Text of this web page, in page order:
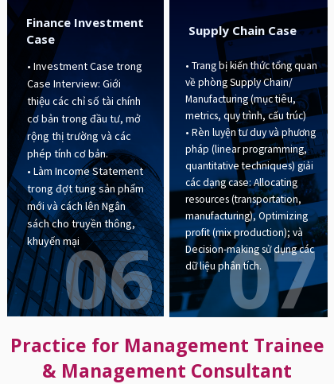
Practice for Management Trainee
& Management Consultant
• Investment Case trong
Case Interview: Giới
thiệu các chỉ số tài chính
cơ bản trong đầu tư, mở
rộng thị trường và các
phép tính cơ bản.
• Làm Income Statement
trong đợt tung sản phẩm
mới và cách lên Ngân
sách cho truyền thông,
khuyến mại
Finance Investment
Case
06
• Trang bị kiến thức tổng quan
về phòng Supply Chain/
Manufacturing (mục tiêu,
metrics, quy trình, cấu trúc)
• Rèn luyện tư duy và phương
pháp (linear programming,
quantitative techniques) giải
các dạng case: Allocating
resources (transportation,
manufacturing), Optimizing
profit (mix production); và
Decision-making sử dụng các
dữ liệu phân tích.
Supply Chain Case
07